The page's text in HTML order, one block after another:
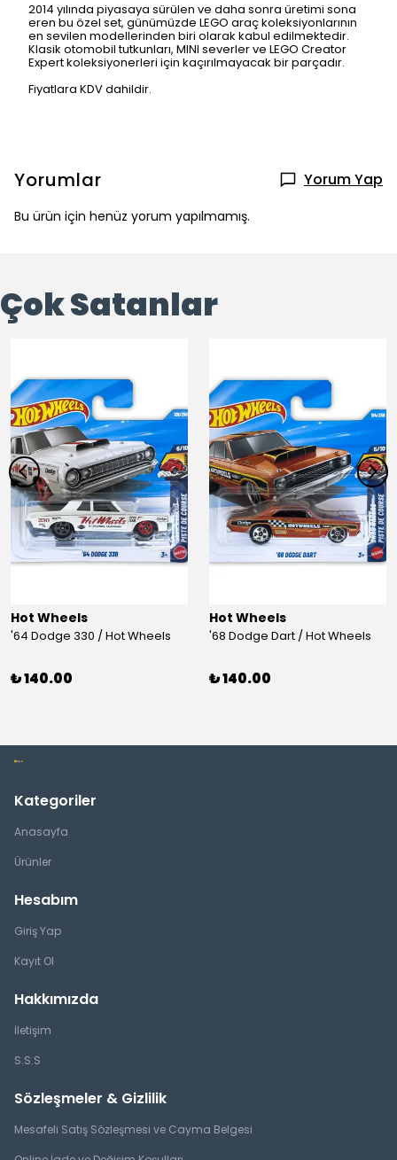
2014 yılında piyasaya sürülen ve daha sonra üretimi sona
eren bu özel set, günümüzde LEGO araç koleksiyonlarının
en sevilen modellerinden biri olarak kabul edilmektedir.
Klasik otomobil tutkunları, MINI severler ve LEGO Creator
Expert koleksiyonerleri için kaçırılmayacak bir parçadır.
Fiyatlara KDV dahildir.
Yorumlar Yorum Yap
Bu ürün için henüz yorum yapılmamış.
Çok Satanlar
Hot Wheels
'64 Dodge 330 / Hot Wheels
₺ 140.00
Hot Wheels
'68 Dodge Dart / Hot Wheels
₺ 140.00
Kategoriler
Anasayfa
Ürünler
Hesabım
Giriş Yap
Kayıt Ol
Hakkımızda
İletişim
S.S.S
Sözleşmeler & Gizlilik
Mesafeli Satış Sözleşmesi ve Cayma Belgesi